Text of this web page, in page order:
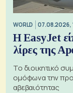
WORLD 07.08.2026,
Η EasyJet
λίρες της
Το διοικητικό
ομόφωνα την
αβεβαιότητας